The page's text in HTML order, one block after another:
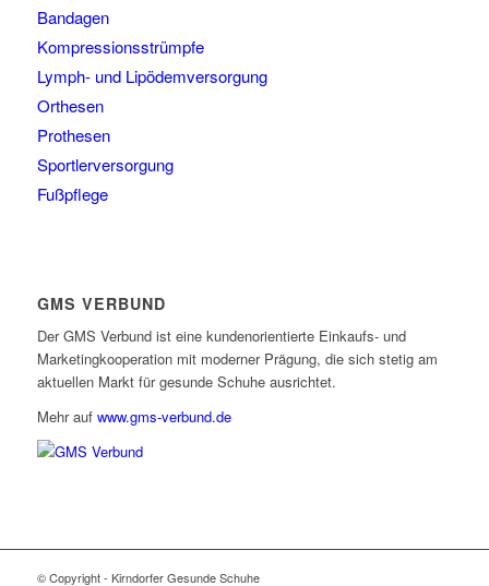
Bandagen
Kompressionsstrümpfe
Lymph- und Lipödemversorgung
Orthesen
Prothesen
Sportlerversorgung
Fußpflege
GMS VERBUND
Der GMS Verbund ist eine kundenorientierte Einkaufs- und
Marketingkooperation mit moderner Prägung, die sich stetig am
aktuellen Markt für gesunde Schuhe ausrichtet.
Mehr auf www.gms-verbund.de
© Copyright - Kirndorfer Gesunde Schuhe